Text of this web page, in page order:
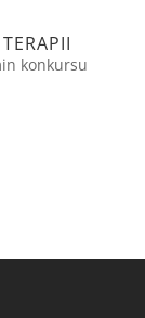
konkursu